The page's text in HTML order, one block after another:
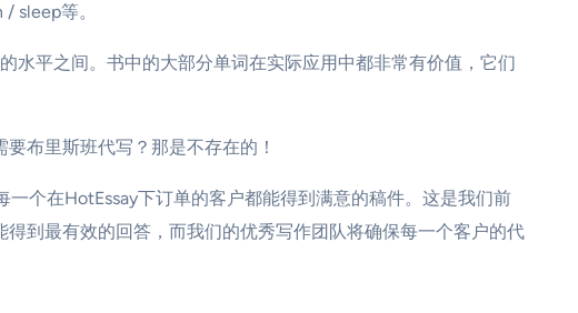
sleep等。
水平之间。书中的大部分单词在实际应用中都非常有价值，它们
布里斯班代写？那是不存在的！
个在HotEssay下订单的客户都能得到满意的稿件。这是我们前
到最有效的回答，而我们的优秀写作团队将确保每一个客户的代